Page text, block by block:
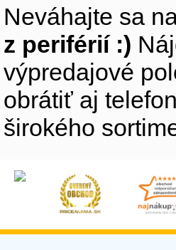
Neváhajte sa
z periférií :)
výpredajové
obrátiť aj
širokého